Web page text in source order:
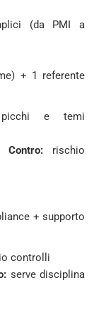
(da PMI a
+ 1 referente
picchi e temi
Contro: rischio
+ supporto
controlli
serve disciplina